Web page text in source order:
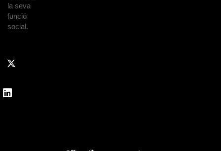
la seva
funció
social.